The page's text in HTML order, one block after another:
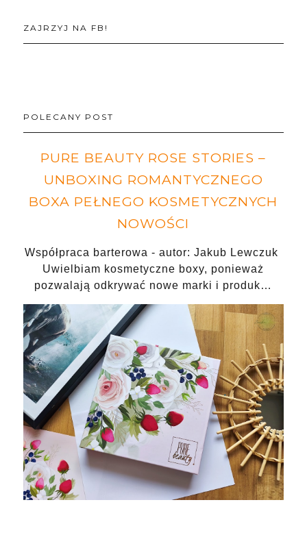
ZAJRZYJ NA FB!
POLECANY POST
PURE BEAUTY ROSE STORIES –
UNBOXING ROMANTYCZNEGO
BOXA PEŁNEGO KOSMETYCZNYCH
NOWOŚCI
Współpraca barterowa - autor: Jakub Lewczuk
Uwielbiam kosmetyczne boxy, ponieważ
pozwalają odkrywać nowe marki i produk…